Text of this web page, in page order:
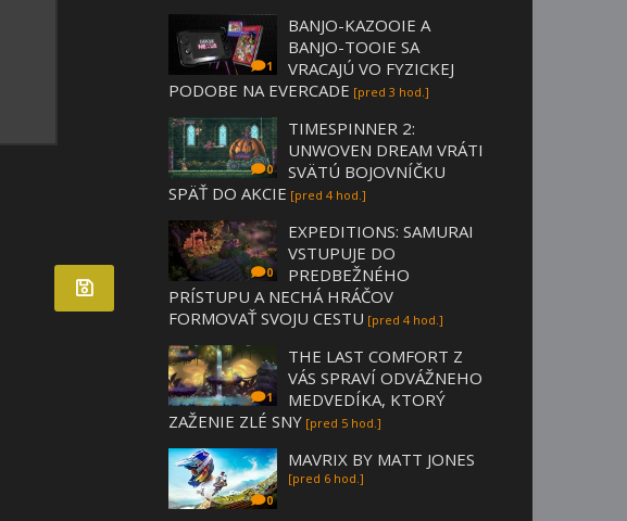
1
BANJO-KAZOOIE A
BANJO-TOOIE SA
VRACAJÚ VO FYZICKEJ
PODOBE NA EVERCADE [pred 3 hod.]
0
TIMESPINNER 2:
UNWOVEN DREAM VRÁTI
SVÄTÚ BOJOVNÍČKU
SPÄŤ DO AKCIE [pred 4 hod.]
0
EXPEDITIONS: SAMURAI
VSTUPUJE DO
PREDBEŽNÉHO
PRÍSTUPU A NECHÁ HRÁČOV
FORMOVAŤ SVOJU CESTU [pred 4 hod.]
1
THE LAST COMFORT Z
VÁS SPRAVÍ ODVÁŽNEHO
MEDVEDÍKA, KTORÝ
ZAŽENIE ZLÉ SNY [pred 5 hod.]
0
MAVRIX BY MATT JONES
[pred 6 hod.]